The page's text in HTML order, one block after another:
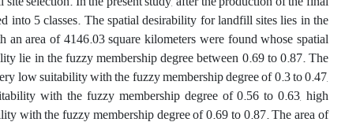
5 classes. The spatial desirability for landfill sites lies in the
area of 4146.03 square kilometers were found whose spatial
lie in the fuzzy membership degree between 0.69 to 0.87. The
low suitability with the fuzzy membership degree of 0.3 to 0.47,
with the fuzzy membership degree of 0.56 to 0.63, high
with the fuzzy membership degree of 0.69 to 0.87. The area of